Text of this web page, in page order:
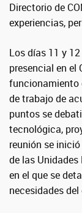
Directorio de
experiencias,
Los días 11 y
presencial en el
funcionamiento
de trabajo de
puntos se
tecnológica,
reunión se
de las Unidades
en el que se
necesidades